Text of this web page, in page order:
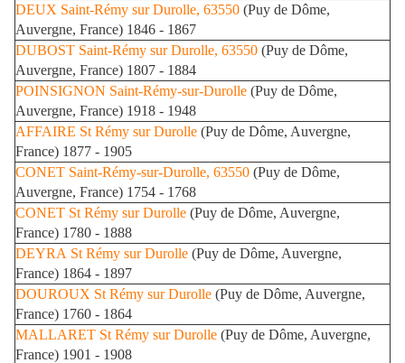
DEUX Saint-Rémy sur Durolle, 63550 (Puy de Dôme,
Auvergne, France) 1846 - 1867
DUBOST Saint-Rémy sur Durolle, 63550 (Puy de Dôme,
Auvergne, France) 1807 - 1884
POINSIGNON Saint-Rémy-sur-Durolle (Puy de Dôme,
Auvergne, France) 1918 - 1948
AFFAIRE St Rémy sur Durolle (Puy de Dôme, Auvergne,
France) 1877 - 1905
CONET Saint-Rémy-sur-Durolle, 63550 (Puy de Dôme,
Auvergne, France) 1754 - 1768
CONET St Rémy sur Durolle (Puy de Dôme, Auvergne,
France) 1780 - 1888
DEYRA St Rémy sur Durolle (Puy de Dôme, Auvergne,
France) 1864 - 1897
DOUROUX St Rémy sur Durolle (Puy de Dôme, Auvergne,
France) 1760 - 1864
MALLARET St Rémy sur Durolle (Puy de Dôme, Auvergne,
France) 1901 - 1908